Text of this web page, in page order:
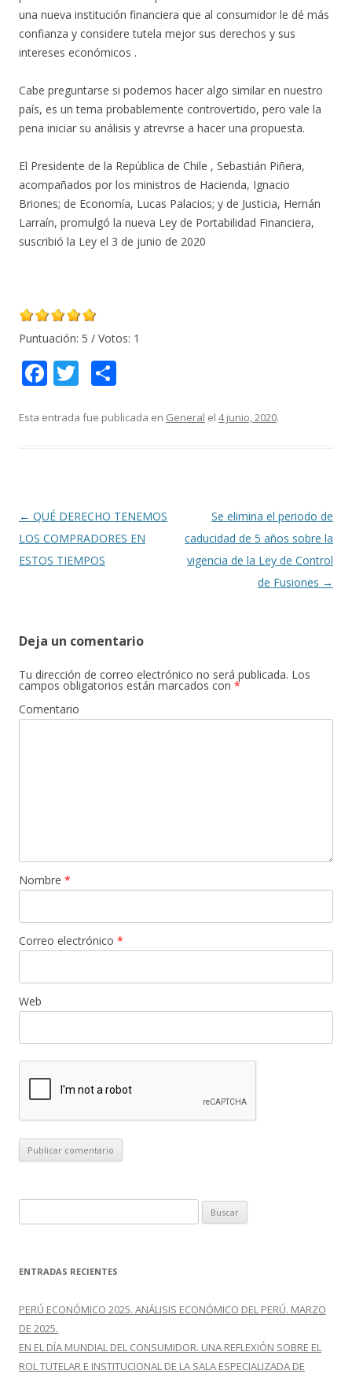
una nueva institución financiera que al consumidor le dé más
confianza y considere tutela mejor sus derechos y sus
intereses económicos .
Cabe preguntarse si podemos hacer algo similar en nuestro
país, es un tema probablemente controvertido, pero vale la
pena iniciar su análisis y atrevrse a hacer una propuesta.
El Presidente de la República de Chile , Sebastián Piñera,
acompañados por los ministros de Hacienda, Ignacio
Briones; de Economía, Lucas Palacios; y de Justicia, Hernán
Larraín, promulgó la nueva Ley de Portabilidad Financiera,
suscribió la Ley el 3 de junio de 2020
Puntuación: 5 / Votos: 1
F
e
k
T
itt m
r
Esta entrada fue publicada en General el 4 junio, 2020.
Navegación
de
entradas
← QUÉ DERECHO TENEMOS
LOS COMPRADORES EN
ESTOS TIEMPOS
Se elimina el periodo de
caducidad de 5 años sobre la
vigencia de la Ley de Control
de Fusiones →
Deja un comentario
Tu dirección de correo electrónico no será publicada. Los
campos obligatorios están marcados con *
Comentario
Nombre *
Correo electrónico *
Web
u
c
r
:
ENTRADAS RECIENTES
PERÚ ECONÓMICO 2025. ANÁLISIS ECONÓMICO DEL PERÚ. MARZO
DE 2025.
EN EL DÍA MUNDIAL DEL CONSUMIDOR. UNA REFLEXIÓN SOBRE EL
ROL TUTELAR E INSTITUCIONAL DE LA SALA ESPECIALIZADA DE